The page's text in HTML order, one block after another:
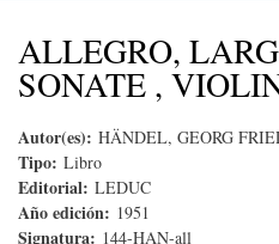
ALLEGRO,
SONATE ,
Autor(es): HÄNDEL, GEORG
Tipo: Libro
Editorial: LEDUC
Año edición: 1951
Signatura: 144-HAN-all